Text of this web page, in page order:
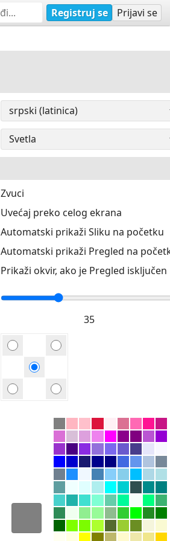
Registruj se Prijavi se
Zvuci
Uvećaj preko celog ekrana
Automatski prikaži Sliku na početku
Automatski prikaži Pregled na
Prikaži okvir, ako je Pregled isključen